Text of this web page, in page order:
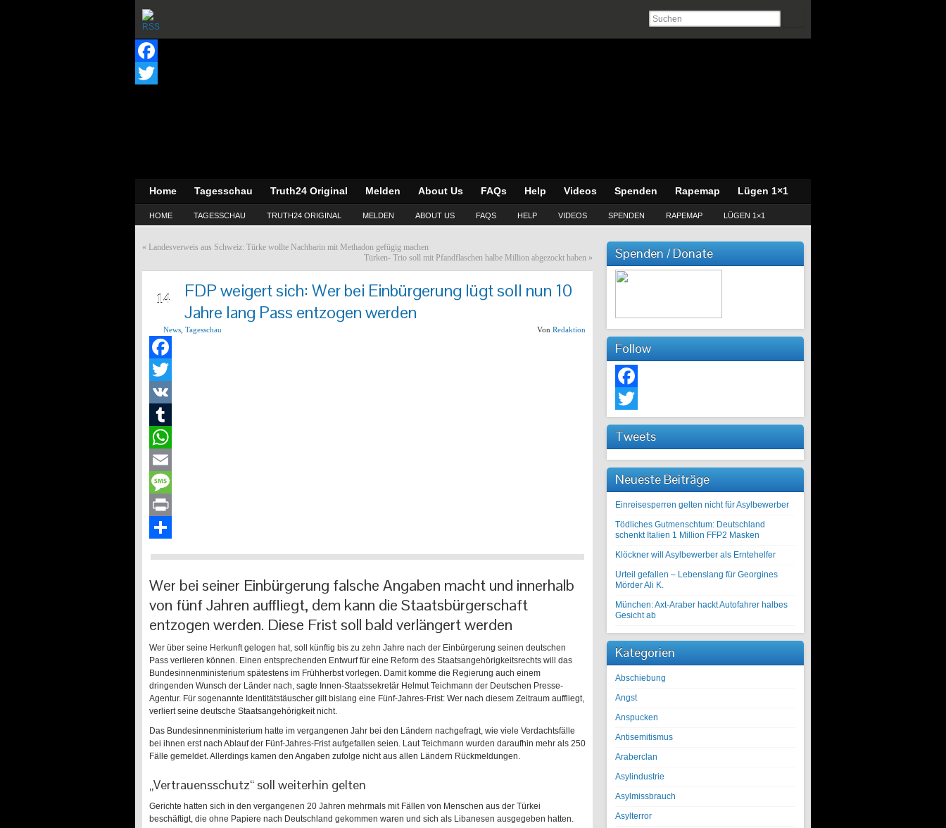
Facebook
Home Tagesschau Truth24 Original Melden About Us FAQs Help Videos Spenden Rapemap Lügen 1×1
HOME TAGESSCHAU TRUTH24 ORIGINAL MELDEN ABOUT US FAQS HELP VIDEOS SPENDEN RAPEMAP LÜGEN 1×1
« Landesverweis aus Schweiz: Türke wollte Nachbarin mit Methadon gefügig machen
Türken- Trio soll mit Pfandflaschen halbe Million abgezockt haben »
14
FDP weigert sich: Wer bei Einbürgerung lügt soll nun 10
Jahre lang Pass entzogen werden
News Tagesschau Von Redaktion
Facebook
Twitter
VK
Tumblr
WhatsApp
Email
Message
Print
Wer bei seiner Einbürgerung falsche Angaben macht und innerhalb
von fünf Jahren auffliegt, dem kann die Staatsbürgerschaft
entzogen werden. Diese Frist soll bald verlängert werden
Wer über seine Herkunft gelogen hat, soll künftig bis zu zehn Jahre nach der Einbürgerung seinen deutschen
Pass verlieren können. Einen entsprechenden Entwurf für eine Reform des Staatsangehörigkeitsrechts will das
Bundesinnenministerium spätestens im Frühherbst vorlegen. Damit komme die Regierung auch einem
dringenden Wunsch der Länder nach, sagte Innen-Staatssekretär Helmut Teichmann der Deutschen Presse-
Agentur. Für sogenannte Identitätstäuscher gilt bislang eine Fünf-Jahres-Frist: Wer nach diesem Zeitraum auffliegt,
verliert seine deutsche Staatsangehörigkeit nicht.
Das Bundesinnenministerium hatte im vergangenen Jahr bei den Ländern nachgefragt, wie viele Verdachtsfälle
bei ihnen erst nach Ablauf der Fünf-Jahres-Frist aufgefallen seien. Laut Teichmann wurden daraufhin mehr als 250
Fälle gemeldet. Allerdings kamen den Angaben zufolge nicht aus allen Ländern Rückmeldungen.
„Vertrauensschutz“ soll weiterhin gelten
Gerichte hatten sich in den vergangenen 20 Jahren mehrmals mit Fällen von Menschen aus der Türkei
beschäftigt, die ohne Papiere nach Deutschland gekommen waren und sich als Libanesen ausgegeben hatten.
Spenden / Donate
Follow
Facebook
Tweets
Neueste Beiträge
Einreisesperren gelten nicht für Asylbewerber
Tödliches Gutmenschtum: Deutschland
schenkt Italien 1 Million FFP2 Masken
Klöckner will Asylbewerber als Erntehelfer
Urteil gefallen – Lebenslang für Georgines
Mörder Ali K.
München: Axt-Araber hackt Autofahrer halbes
Gesicht ab
Kategorien
Abschiebung
Angst
Anspucken
Antisemitismus
Araberclan
Asylindustrie
Asylmissbrauch
Asylterror